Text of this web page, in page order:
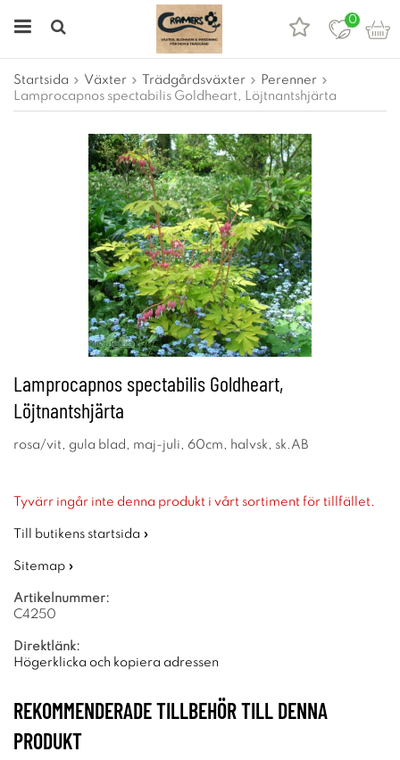
0
Startsida Växter Trädgårdsväxter
Perenner
Lamprocapnos spectabilis Goldheart, Löjtnantshjärta
Lamprocapnos spectabilis Goldheart,
Löjtnantshjärta
rosa/vit, gula blad, maj-juli, 60cm, halvsk, sk.AB
Tyvärr ingår inte denna produkt i vårt sortiment för tillfället.
Till butikens startsida »
Sitemap »
Artikelnummer:
C4250
Direktlänk:
Högerklicka och kopiera adressen
REKOMMENDERADE TILLBEHÖR TILL DENNA
PRODUKT